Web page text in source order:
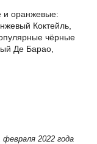
и оранжевые:
Коктейль,
чёрные
Де Барао,
февраля 2022 года